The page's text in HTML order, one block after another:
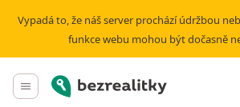
Vypadá to, že náš server prochází údržbou
funkce webu mohou být dočasně
Hlavní menu
Bezrealitky